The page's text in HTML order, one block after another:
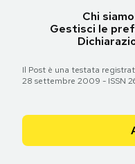
Chi siamo
Gestisci le
Il Post è una testata
28 settembre 2009 - ISSN